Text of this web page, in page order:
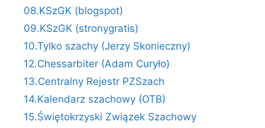
08.KSzGK (blogspot)
09.KSzGK (stronygratis)
10.Tylko szachy (Jerzy Skonieczny)
12.Chessarbiter (Adam Curyło)
13.Centralny Rejestr PZSzach
14.Kalendarz szachowy (OTB)
15.Świętokrzyski Związek Szachowy